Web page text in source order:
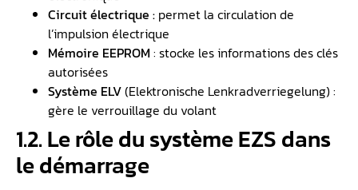
Circuit électrique : permet la circulation de
l’impulsion électrique
Mémoire EEPROM: stocke les informations des clés
autorisées
Système ELV(Elektronische Lenkradverriegelung) :
gère le verrouillage du volant
1.2. Le rôle du système EZS dans
le démarrage